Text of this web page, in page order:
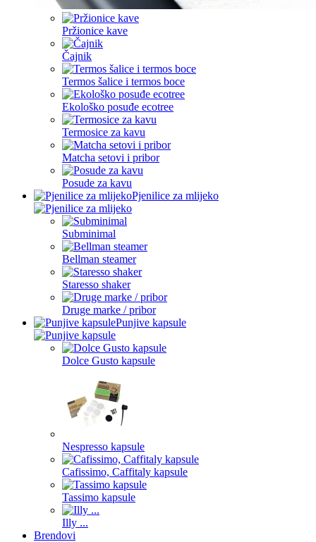
Pržionice kave
Čajnik
Termos šalice i termos boce
Ekološko posuđe ecotree
Termosice za kavu
Matcha setovi i pribor
Posude za kavu
Pjenilice za mlijeko
Subminimal
Bellman steamer
Staresso shaker
Druge marke / pribor
Punjive kapsule
Dolce Gusto kapsule
Nespresso kapsule
Cafissimo, Caffitaly kapsule
Tassimo kapsule
Illy ...
Brendovi